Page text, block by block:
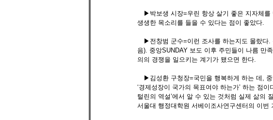
▶박보생 시장=우린 항상 살기 좋은 지자체를
생생한 목소리를 들을 수 있다는 점이 좋았다.
▶전창범 군수=이런 조사를 하는지도 몰랐다.
음). 중앙SUNDAY 보도 이후 주민들이 나름 만
의의 경쟁을 일으키는 계기가 됐으면 한다.
▶김성환 구청장=국민을 행복하게 하는 데, 중
‘경제성장이 국가의 목표여야 하는가’ 하는 점
털린의 역설’에서 알 수 있는 것처럼 실제 삶의
서울대 행정대학원 서베이조사연구센터의 이번